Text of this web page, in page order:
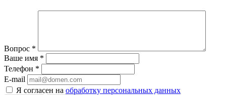
Вопрос *
Ваше имя *
Телефон *
E-mail
Я согласен на обработку персональных данных